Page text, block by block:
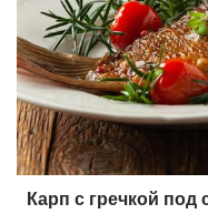
Карп с гречкой